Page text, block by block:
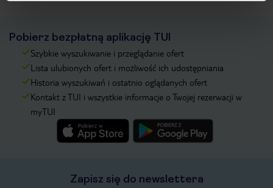
Pobierz bezpłatną aplikację TUI
Szybkie wyszukiwanie i przeglądanie ofert
Lista ulubionych ofert i możliwość ich udostępniania
Historia wyszukiwań i ostatnio oglądanych ofert
Kontakt z TUI i wszystkie informacje o Twojej rezerwacji w
myTUI
Zapisz się do newslettera